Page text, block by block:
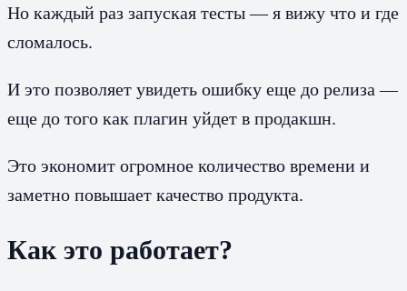
Но каждый раз запуская тесты — я вижу что и где
сломалось.
И это позволяет увидеть ошибку еще до релиза —
еще до того как плагин уйдет в продакшн.
Это экономит огромное количество времени и
заметно повышает качество продукта.
Как это работает?